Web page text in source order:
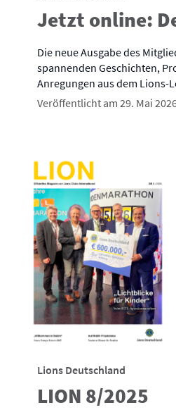
Jetzt online:
Die neue Ausgabe des
spannenden Geschichten,
Anregungen aus dem Lions-
Veröffentlicht am 29. Mai
Lions Deutschland
LION 8/2025